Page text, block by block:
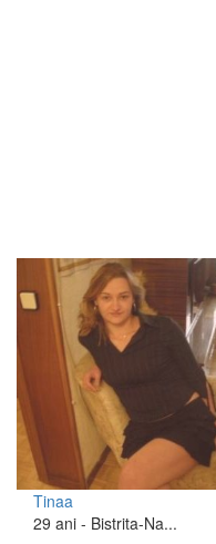
Tinaa
29 ani - Bistrita-Na...